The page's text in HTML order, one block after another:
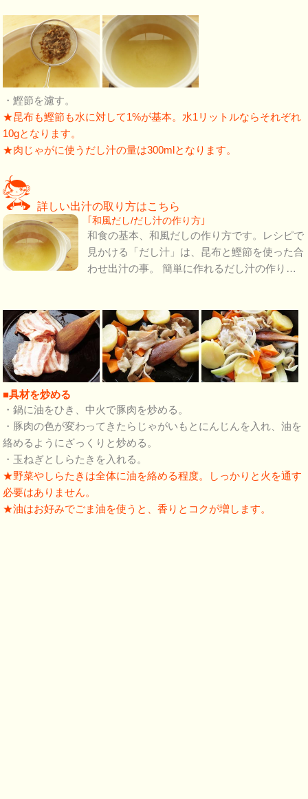
・鰹節を濾す。
★昆布も鰹節も水に対して1%が基本。水1リットルならそれぞれ
10gとなります。
★肉じゃがに使うだし汁の量は300mlとなります。
詳しい出汁の取り方はこちら
｢和風だし/だし汁の作り方｣
和食の基本、和風だしの作り方です。レシピで
見かける「だし汁」は、昆布と鰹節を使った合
わせ出汁の事。 簡単に作れるだし汁の作り…
■具材を炒める
・鍋に油をひき、中火で豚肉を炒める。
・豚肉の色が変わってきたらじゃがいもとにんじんを入れ、油を
絡めるようにざっくりと炒める。
・玉ねぎとしらたきを入れる。
★野菜やしらたきは全体に油を絡める程度。しっかりと火を通す
必要はありません。
★油はお好みでごま油を使うと、香りとコクが増します。